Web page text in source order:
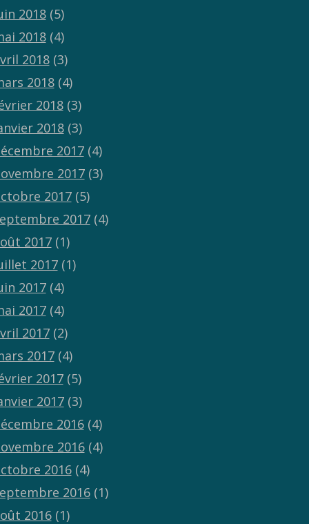
2018(5)
2018(4)
2018(3)
2018(4)
2018(3)
2018(3)
2017(4)
2017(3)
2017(5)
2017(4)
2017(1)
2017(1)
2017(4)
2017(4)
2017(2)
2017(4)
2017(5)
2017(3)
2016(4)
2016(4)
2016(4)
2016(1)
2016(1)